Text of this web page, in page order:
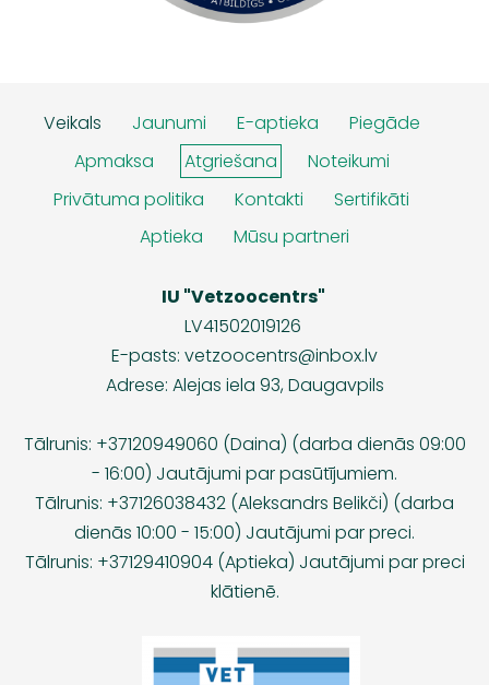
Veikals Jaunumi E-aptieka
Piegāde
Apmaksa
Atgriešana
Noteikumi
Privātuma politika
Kontakti
Sertifikāti
Aptieka
Mūsu partneri
IU "Vetzoocentrs"
LV41502019126
E-pasts: vetzoocentrs@inbox.lv
Adrese: Alejas iela 93, Daugavpils
Tālrunis: +37120949060 (Daina) (darba dienās 09:00
- 16:00) Jautājumi par pasūtījumiem.
Tālrunis: +37126038432 (Aleksandrs Belikči) (darba
dienās 10:00 - 15:00) Jautājumi par preci.
Tālrunis: +37129410904 (Aptieka) Jautājumi par preci
klātienē.